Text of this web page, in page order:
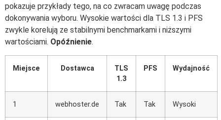
pokazuje przykłady tego, na co zwracam uwagę podczas
dokonywania wyboru. Wysokie wartości dla TLS 1.3 i PFS
zwykle korelują ze stabilnymi benchmarkami i niższymi
wartościami. Opóźnienie.
Miejsce Dostawca
TLS
1.3
PFS Wydajność
1 webhoster.de Tak Tak Wysoki